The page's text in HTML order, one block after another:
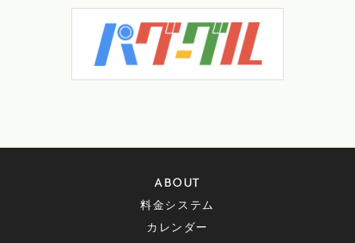
ABOUT
料金システム
カレンダー